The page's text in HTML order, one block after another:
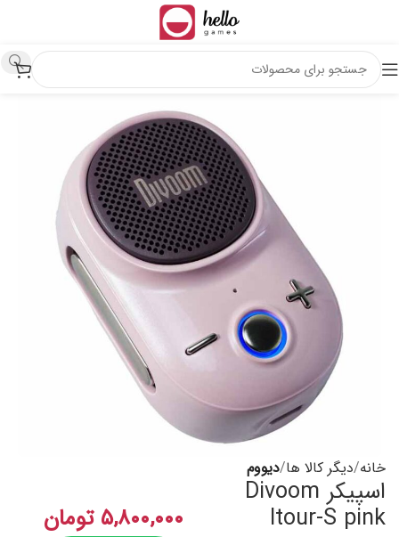
خانه دیگر کالا ها دیووم
اسپیکر Divoom
Itour-S pink ۵,۸۰۰,۰۰۰ تومان